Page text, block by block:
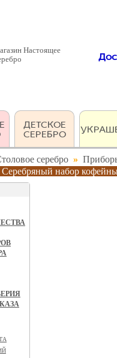
ДЕТСКОЕ
СЕРЕБРО
серебро »
набор